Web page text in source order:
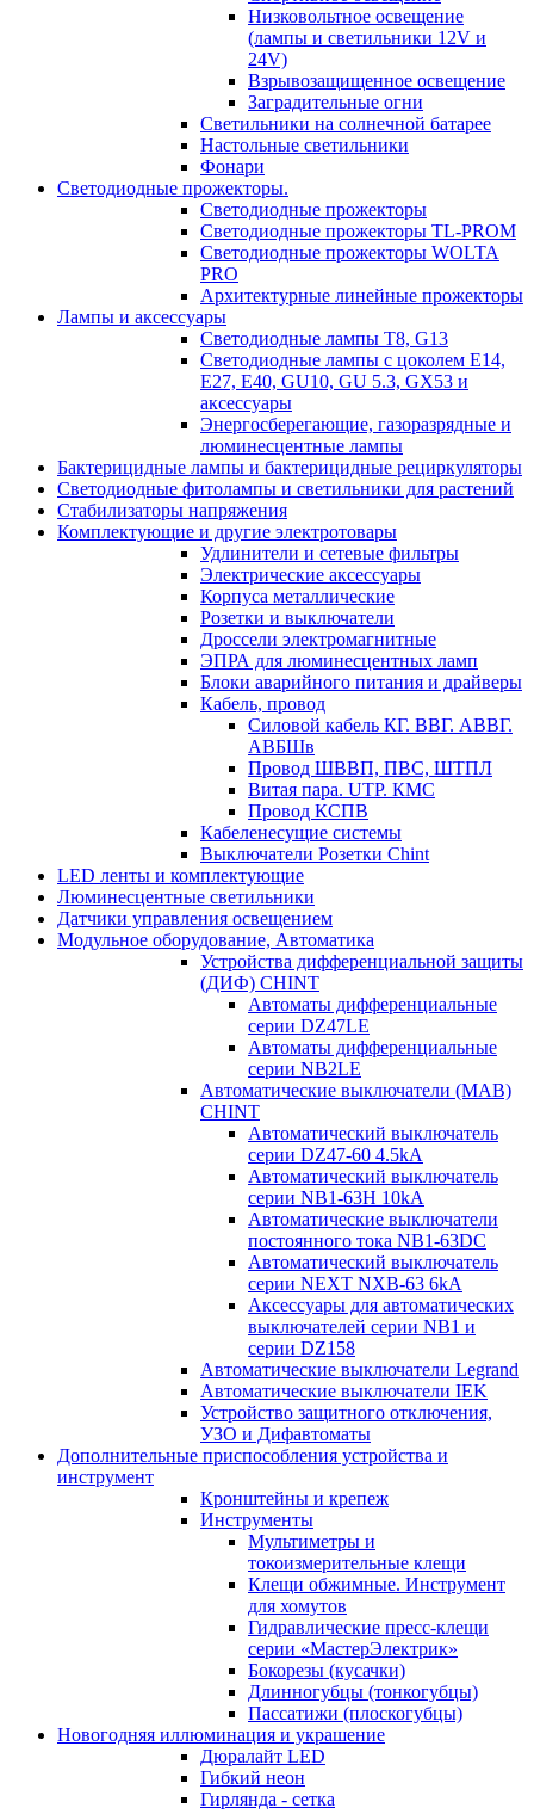
Низковольтное освещение
(лампы и светильники 12V и
24V)
Взрывозащищенное освещение
Заградительные огни
Светильники на солнечной батарее
Настольные светильники
Фонари
Светодиодные прожекторы.
Светодиодные прожекторы
Светодиодные прожекторы TL-PROM
Светодиодные прожекторы WOLTA
PRO
Архитектурные линейные прожекторы
Лампы и аксессуары
Светодиодные лампы Т8, G13
Светодиодные лампы с цоколем Е14,
Е27, E40, GU10, GU 5.3, GX53 и
аксессуары
Энергосберегающие, газоразрядные и
люминесцентные лампы
Бактерицидные лампы и бактерицидные рециркуляторы
Светодиодные фитолампы и светильники для растений
Стабилизаторы напряжения
Комплектующие и другие электротовары
Удлинители и сетевые фильтры
Электрические аксессуары
Корпуса металлические
Розетки и выключатели
Дроссели электромагнитные
ЭПРА для люминесцентных ламп
Блоки аварийного питания и драйверы
Кабель, провод
Силовой кабель КГ. ВВГ. АВВГ.
АВБШв
Провод ШВВП, ПВС, ШТПЛ
Витая пара. UTP. КМС
Провод КСПВ
Кабеленесущие системы
Выключатели Розетки Chint
LED ленты и комплектующие
Люминесцентные светильники
Датчики управления освещением
Модульное оборудование, Автоматика
Устройства дифференциальной защиты
(ДИФ) CHINT
Автоматы дифференциальные
серии DZ47LE
Автоматы дифференциальные
серии NB2LE
Автоматические выключатели (МАВ)
CHINT
Автоматический выключатель
серии DZ47-60 4.5kA
Автоматический выключатель
серии NB1-63H 10kA
Автоматические выключатели
постоянного тока NB1-63DC
Автоматический выключатель
серии NEXT NXB-63 6kA
Аксессуары для автоматических
выключателей серии NB1 и
серии DZ158
Автоматические выключатели Legrand
Автоматические выключатели IEK
Устройство защитного отключения,
УЗО и Дифавтоматы
Дополнительные приспособления устройства и
инструмент
Кронштейны и крепеж
Инструменты
Мультиметры и
токоизмерительные клещи
Клещи обжимные. Инструмент
для хомутов
Гидравлические пресс-клещи
серии «МастерЭлектрик»
Бокорезы (кусачки)
Длинногубцы (тонкогубцы)
Пассатижи (плоскогубцы)
Новогодняя иллюминация и украшение
Дюралайт LED
Гибкий неон
Гирлянда - сетка